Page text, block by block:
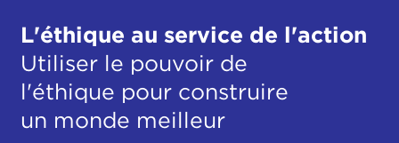
L'éthique au service de l'action
Utiliser le pouvoir de
l'éthique pour construire
un monde meilleur